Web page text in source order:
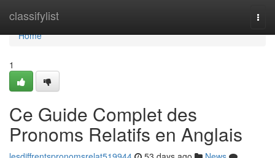
classifylist
Home
Home
1
Ce Guide Complet des
Pronoms Relatifs en Anglais